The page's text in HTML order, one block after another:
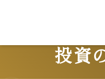
投資